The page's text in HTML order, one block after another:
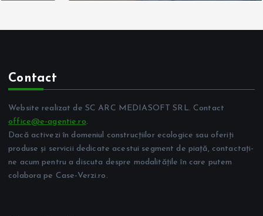
Contact
Website realizat de SC ARC MEDIASOFT SRL. Contact
office@e-agentie.ro.
Dacă activezi în domeniul construcțiilor ecologice sau oferiți
produse și servicii dedicate acestui segment de piață, contactați-
ne acum pentru a discuta despre modalitățile în care putem
colabora pe Case-Verzi.ro.